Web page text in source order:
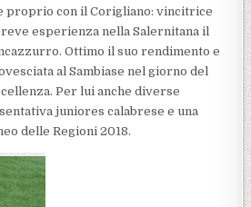
proprio con il Corigliano: vincitrice
esperienza nella Salernitana il
Ottimo il suo rendimento e
al Sambiase nel giorno del
Per lui anche diverse
juniores calabrese e una
delle Regioni 2018.